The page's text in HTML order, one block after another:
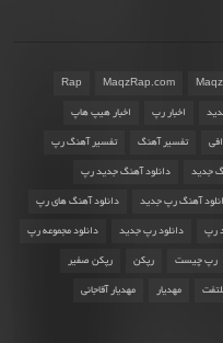
MaqzRap.com
Rap
اخبار رپ اخبار هیپ هاپ
تفسیر آهنگ تفسیر آهنگ رپ
جدید دانلود آهنگ جدید رپ
آهنگ رپ جدید دانلود آهنگ های رپ
رپ دانلود رپ جدید دانلود مجموعه رپ
رپ چیست رپکن رپکن صفیر
مهدیار مهدیار آقاجانی